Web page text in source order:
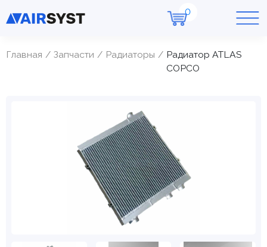
Главная Запчасти Радиаторы
Радиатор ATLAS
COPCO